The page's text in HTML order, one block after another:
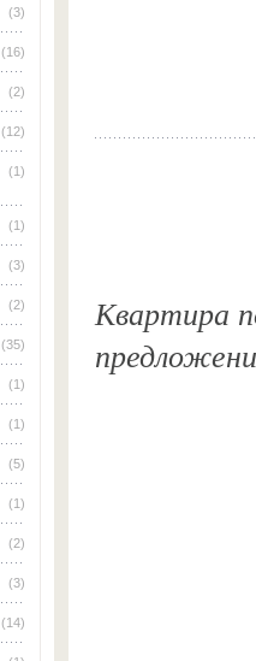
(3)
(16)
(2)
(12)
(1)
(1)
(3)
(2)
(35)
(1)
(1)
(5)
(1)
(2)
(3)
(14)
Квартира